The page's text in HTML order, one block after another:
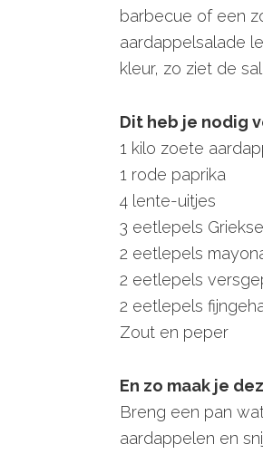
barbecue of een
aardappelsalade
kleur, zo ziet de
Dit heb je nodig
1 kilo zoete
1 rode paprika
4 lente-uitjes
3 eetlepels
2 eetlepels
2 eetlepels
2 eetlepels
Zout en peper
En zo maak je
Breng een pan
aardappelen en